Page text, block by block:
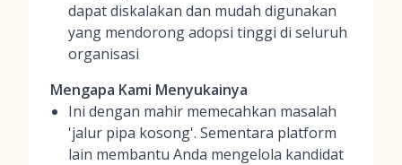
dapat diskalakan dan mudah digunakan
yang mendorong adopsi tinggi di seluruh
organisasi
Mengapa Kami Menyukainya
Ini dengan mahir memecahkan masalah
'jalur pipa kosong'. Sementara platform
lain membantu Anda mengelola kandidat